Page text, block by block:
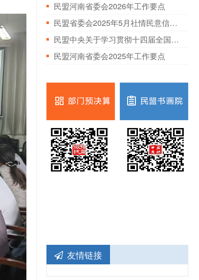
民盟河南省委会2026年工作要点
民盟省委会2025年5月社情民意信息情况通报
民盟中央关于学习贯彻十四届全国人大三次会议和全国政协十四届三次会议精神的决定
民盟河南省委会2025年工作要点
友情链接